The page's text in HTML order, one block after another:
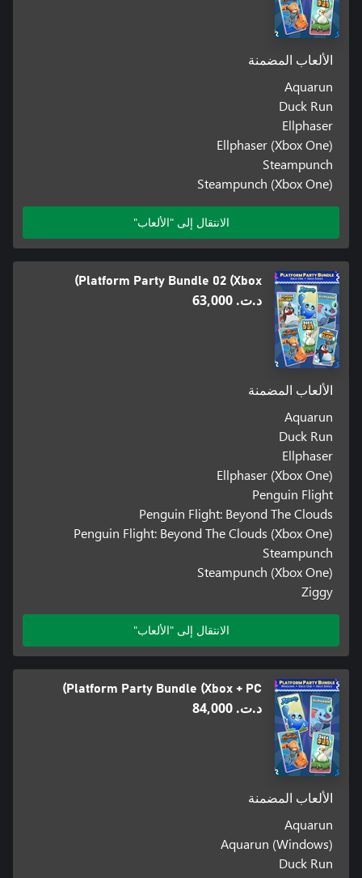
الألعاب المضمنة
Aquarun
Duck Run
Ellphaser
Ellphaser (Xbox One)
Steampunch
Steampunch (Xbox One)
الانتقال إلى "الألعاب"
Platform Party Bundle 02 (Xbox)
د.ت.‏ 63,000
الألعاب المضمنة
Aquarun
Duck Run
Ellphaser
Ellphaser (Xbox One)
Penguin Flight
Penguin Flight: Beyond The Clouds
Penguin Flight: Beyond The Clouds (Xbox One)
Steampunch
Steampunch (Xbox One)
Ziggy
الانتقال إلى "الألعاب"
Platform Party Bundle (Xbox + PC)
د.ت.‏ 84,000
الألعاب المضمنة
Aquarun
Aquarun (Windows)
Duck Run